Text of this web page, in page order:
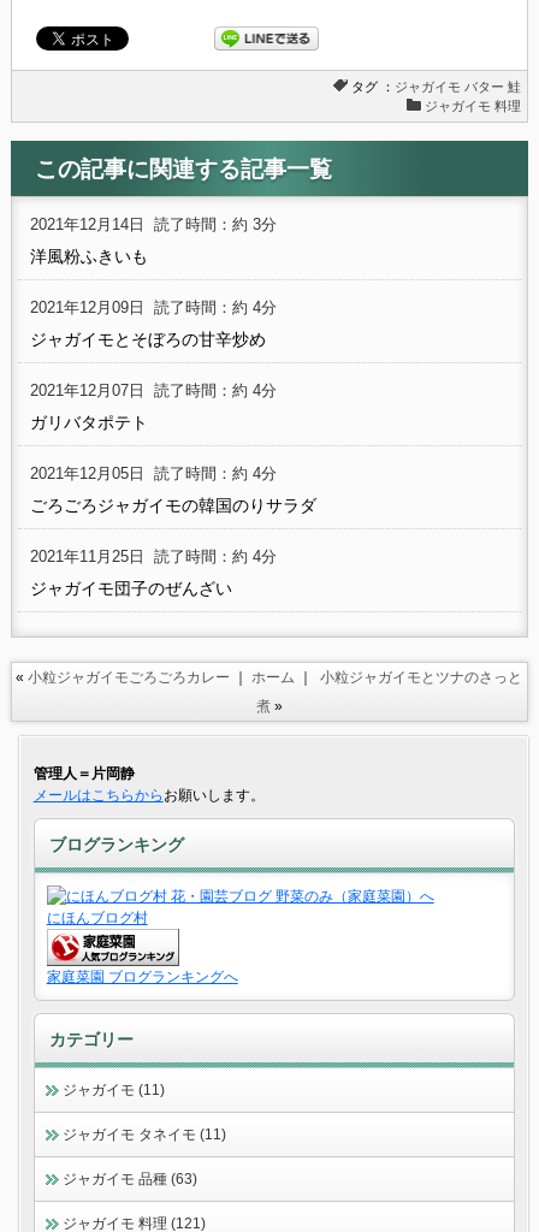
タグ ： ジャガイモ バター 鮭
ジャガイモ 料理
この記事に関連する記事一覧
2021年12月14日 読了時間：約 3分
洋風粉ふきいも
2021年12月09日 読了時間：約 4分
ジャガイモとそぼろの甘辛炒め
2021年12月07日 読了時間：約 4分
ガリバタポテト
2021年12月05日 読了時間：約 4分
ごろごろジャガイモの韓国のりサラダ
2021年11月25日 読了時間：約 4分
ジャガイモ団子のぜんざい
«小粒ジャガイモごろごろカレー ｜ホーム ｜小粒ジャガイモとツナのさっと
煮»
管理人＝片岡静
メールはこちらから お願いします。
ブログランキング
にほんブログ村
家庭菜園 ブログランキングへ
カテゴリー
ジャガイモ (11)
ジャガイモ タネイモ (11)
ジャガイモ 品種 (63)
ジャガイモ 料理 (121)